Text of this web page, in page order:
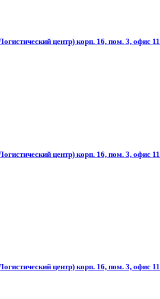
центр) корп. 16, пом. 3, офис 11
центр) корп. 16, пом. 3, офис 11
центр) корп. 16, пом. 3, офис 11